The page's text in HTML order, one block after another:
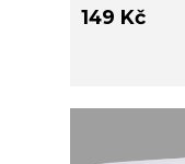
149 Kč